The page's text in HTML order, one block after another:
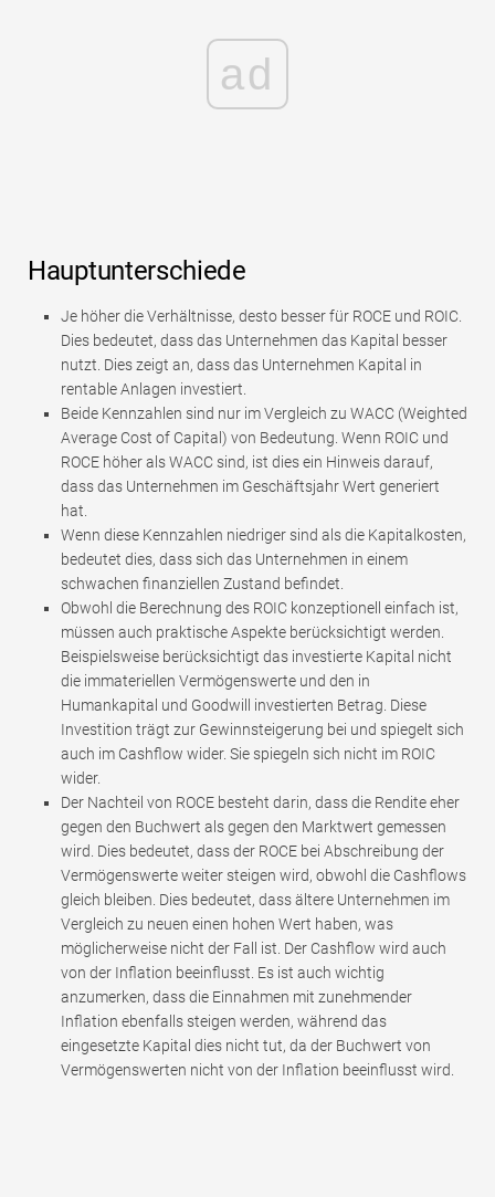
ad
Hauptunterschiede
Je höher die Verhältnisse, desto besser für ROCE und ROIC.
Dies bedeutet, dass das Unternehmen das Kapital besser
nutzt. Dies zeigt an, dass das Unternehmen Kapital in
rentable Anlagen investiert.
Beide Kennzahlen sind nur im Vergleich zu WACC (Weighted
Average Cost of Capital) von Bedeutung. Wenn ROIC und
ROCE höher als WACC sind, ist dies ein Hinweis darauf,
dass das Unternehmen im Geschäftsjahr Wert generiert
hat.
Wenn diese Kennzahlen niedriger sind als die Kapitalkosten,
bedeutet dies, dass sich das Unternehmen in einem
schwachen finanziellen Zustand befindet.
Obwohl die Berechnung des ROIC konzeptionell einfach ist,
müssen auch praktische Aspekte berücksichtigt werden.
Beispielsweise berücksichtigt das investierte Kapital nicht
die immateriellen Vermögenswerte und den in
Humankapital und Goodwill investierten Betrag. Diese
Investition trägt zur Gewinnsteigerung bei und spiegelt sich
auch im Cashflow wider. Sie spiegeln sich nicht im ROIC
wider.
Der Nachteil von ROCE besteht darin, dass die Rendite eher
gegen den Buchwert als gegen den Marktwert gemessen
wird. Dies bedeutet, dass der ROCE bei Abschreibung der
Vermögenswerte weiter steigen wird, obwohl die Cashflows
gleich bleiben. Dies bedeutet, dass ältere Unternehmen im
Vergleich zu neuen einen hohen Wert haben, was
möglicherweise nicht der Fall ist. Der Cashflow wird auch
von der Inflation beeinflusst. Es ist auch wichtig
anzumerken, dass die Einnahmen mit zunehmender
Inflation ebenfalls steigen werden, während das
eingesetzte Kapital dies nicht tut, da der Buchwert von
Vermögenswerten nicht von der Inflation beeinflusst wird.